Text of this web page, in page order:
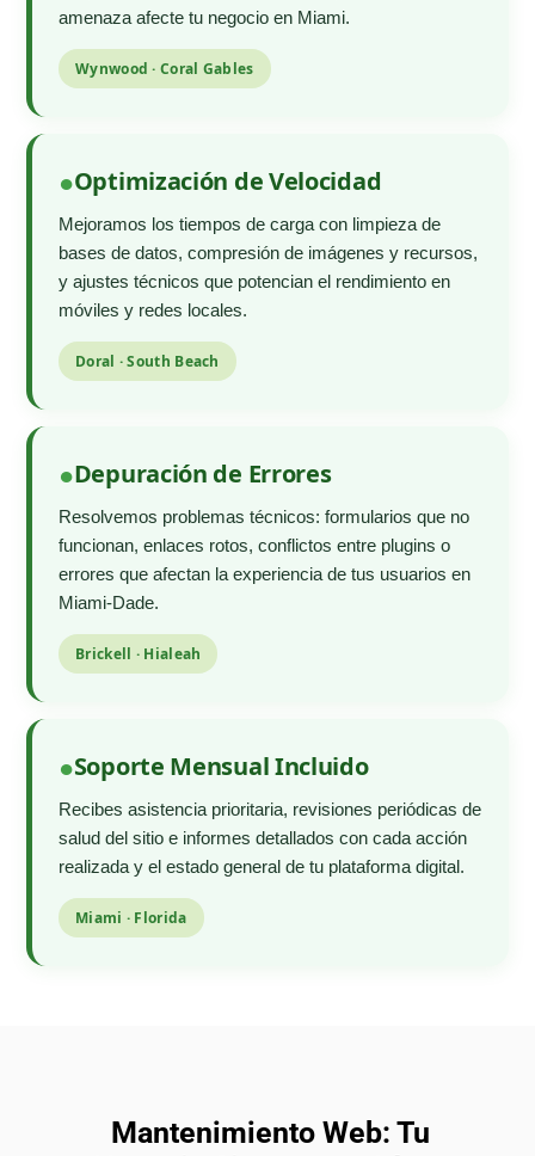
amenaza afecte tu negocio en Miami.
Wynwood · Coral Gables
Optimización de Velocidad
Mejoramos los tiempos de carga con limpieza de
bases de datos, compresión de imágenes y recursos,
y ajustes técnicos que potencian el rendimiento en
móviles y redes locales.
Doral · South Beach
Depuración de Errores
Resolvemos problemas técnicos: formularios que no
funcionan, enlaces rotos, conflictos entre plugins o
errores que afectan la experiencia de tus usuarios en
Miami-Dade.
Brickell · Hialeah
Soporte Mensual Incluido
Recibes asistencia prioritaria, revisiones periódicas de
salud del sitio e informes detallados con cada acción
realizada y el estado general de tu plataforma digital.
Miami · Florida
Mantenimiento Web: Tu